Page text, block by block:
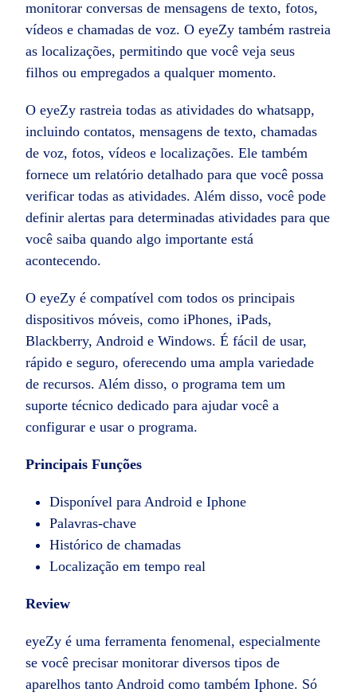
monitorar conversas de mensagens de texto, fotos,
vídeos e chamadas de voz. O eyeZy também rastreia
as localizações, permitindo que você veja seus
filhos ou empregados a qualquer momento.
O eyeZy rastreia todas as atividades do whatsapp,
incluindo contatos, mensagens de texto, chamadas
de voz, fotos, vídeos e localizações. Ele também
fornece um relatório detalhado para que você possa
verificar todas as atividades. Além disso, você pode
definir alertas para determinadas atividades para que
você saiba quando algo importante está
acontecendo.
O eyeZy é compatível com todos os principais
dispositivos móveis, como iPhones, iPads,
Blackberry, Android e Windows. É fácil de usar,
rápido e seguro, oferecendo uma ampla variedade
de recursos. Além disso, o programa tem um
suporte técnico dedicado para ajudar você a
configurar e usar o programa.
Principais Funções
Disponível para Android e Iphone
Palavras-chave
Histórico de chamadas
Localização em tempo real
Review
eyeZy é uma ferramenta fenomenal, especialmente
se você precisar monitorar diversos tipos de
aparelhos tanto Android como também Iphone. Só